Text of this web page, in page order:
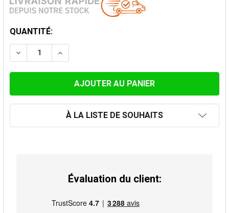
STOCK
ACTUEL:
QUANTITÉ:
DIMINUER LA QUANTITÉ DE BOUCHON 100MM
AUGMENTER LA QUANTITÉ DE BOUCHON
À LA LISTE DE SOUHAITS
Évaluation du client: